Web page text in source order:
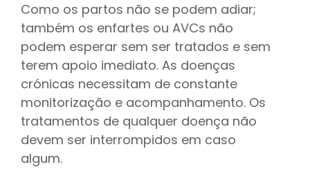
Como os partos não se podem adiar;
também os enfartes ou AVCs não
podem esperar sem ser tratados e sem
terem apoio imediato. As doenças
crónicas necessitam de constante
monitorização e acompanhamento. Os
tratamentos de qualquer doença não
devem ser interrompidos em caso
algum.